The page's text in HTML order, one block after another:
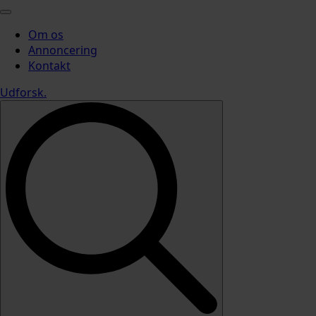
Om os
Annoncering
Kontakt
Udforsk.